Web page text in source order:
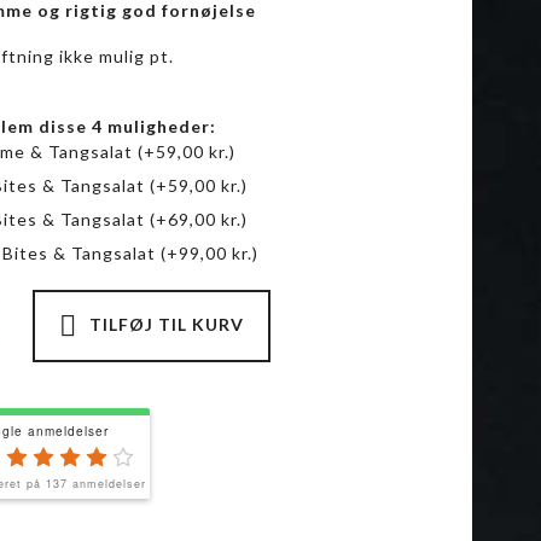
og rigtig god fornøjelse
ikke mulig pt.
disse 4 muligheder:
& Tangsalat(+59,00kr.)
& Tangsalat(+59,00kr.)
& Tangsalat(+69,00kr.)
Bites & Tangsalat(+99,00kr.)
TILFØJ TIL KURV
anmeldelser
på 137 anmeldelser